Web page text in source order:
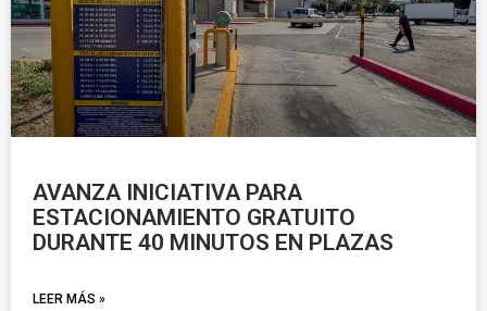
AVANZA INICIATIVA PARA
ESTACIONAMIENTO GRATUITO
DURANTE 40 MINUTOS EN PLAZAS
LEER MÁS »